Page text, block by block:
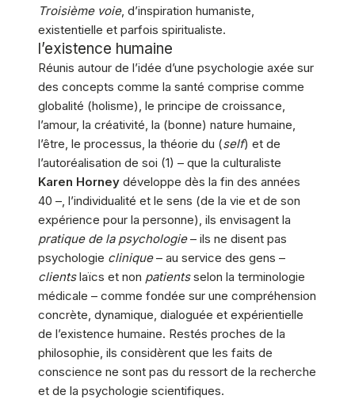
Troisième voie, d’inspiration humaniste,
existentielle et parfois spiritualiste.
l’existence humaine
Réunis autour de l’idée d’une psychologie axée sur
des concepts comme la santé comprise comme
globalité (holisme), le principe de croissance,
l’amour, la créativité, la (bonne) nature humaine,
l’être, le processus, la théorie du (self) et de
l’autoréalisation de soi (1) – que la culturaliste
Karen Horney développe dès la fin des années
40 –, l’individualité et le sens (de la vie et de son
expérience pour la personne), ils envisagent la
pratique de la psychologie– ils ne disent pas
psychologie clinique– au service des gens –
clientslaïcs et non patientsselon la terminologie
médicale – comme fondée sur une compréhension
concrète, dynamique, dialoguée et expérientielle
de l’existence humaine. Restés proches de la
philosophie, ils considèrent que les faits de
conscience ne sont pas du ressort de la recherche
et de la psychologie scientifiques.